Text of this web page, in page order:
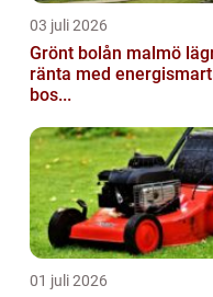
03 juli 2026
Grönt bolån malmö lägre
ränta med energismart
bos...
01 juli 2026